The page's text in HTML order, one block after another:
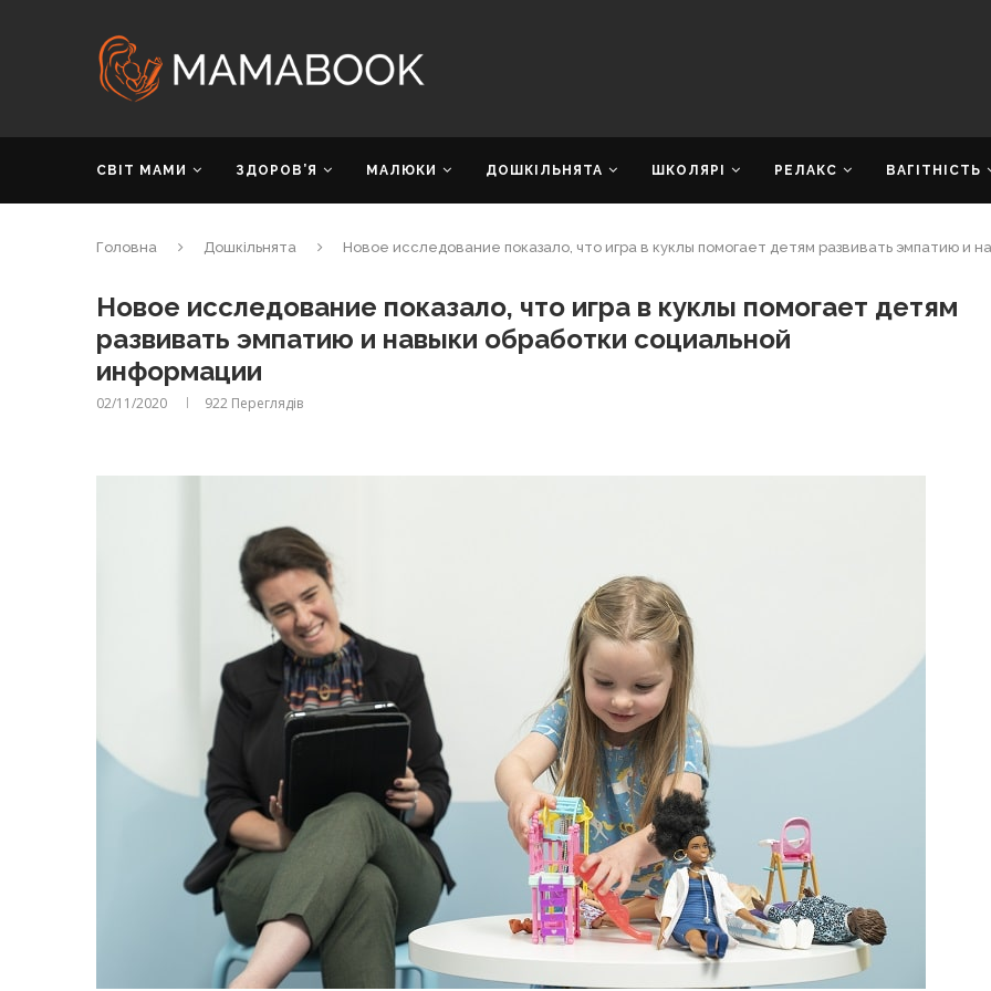
СВІТ МАМИ ЗДОРОВ’Я МАЛЮКИ ДОШКІЛЬНЯТА ШКОЛЯРІ РЕЛАКС ВАГІТНІСТЬ
Головна Дошкільнята Новое исследование показало, что игра в куклы помогает детям развивать эмпатию и
Новое исследование показало, что игра в куклы помогает детям
развивать эмпатию и навыки обработки социальной
информации
02/11/2020 922 Переглядів
никакого кипятка
30/Січ/2021
Лікарі назвали симптоми
коронавірусу в дітей
14/Бер/2020
Попробуйте рецепт
легендарного супа доктора
Моро, который без...